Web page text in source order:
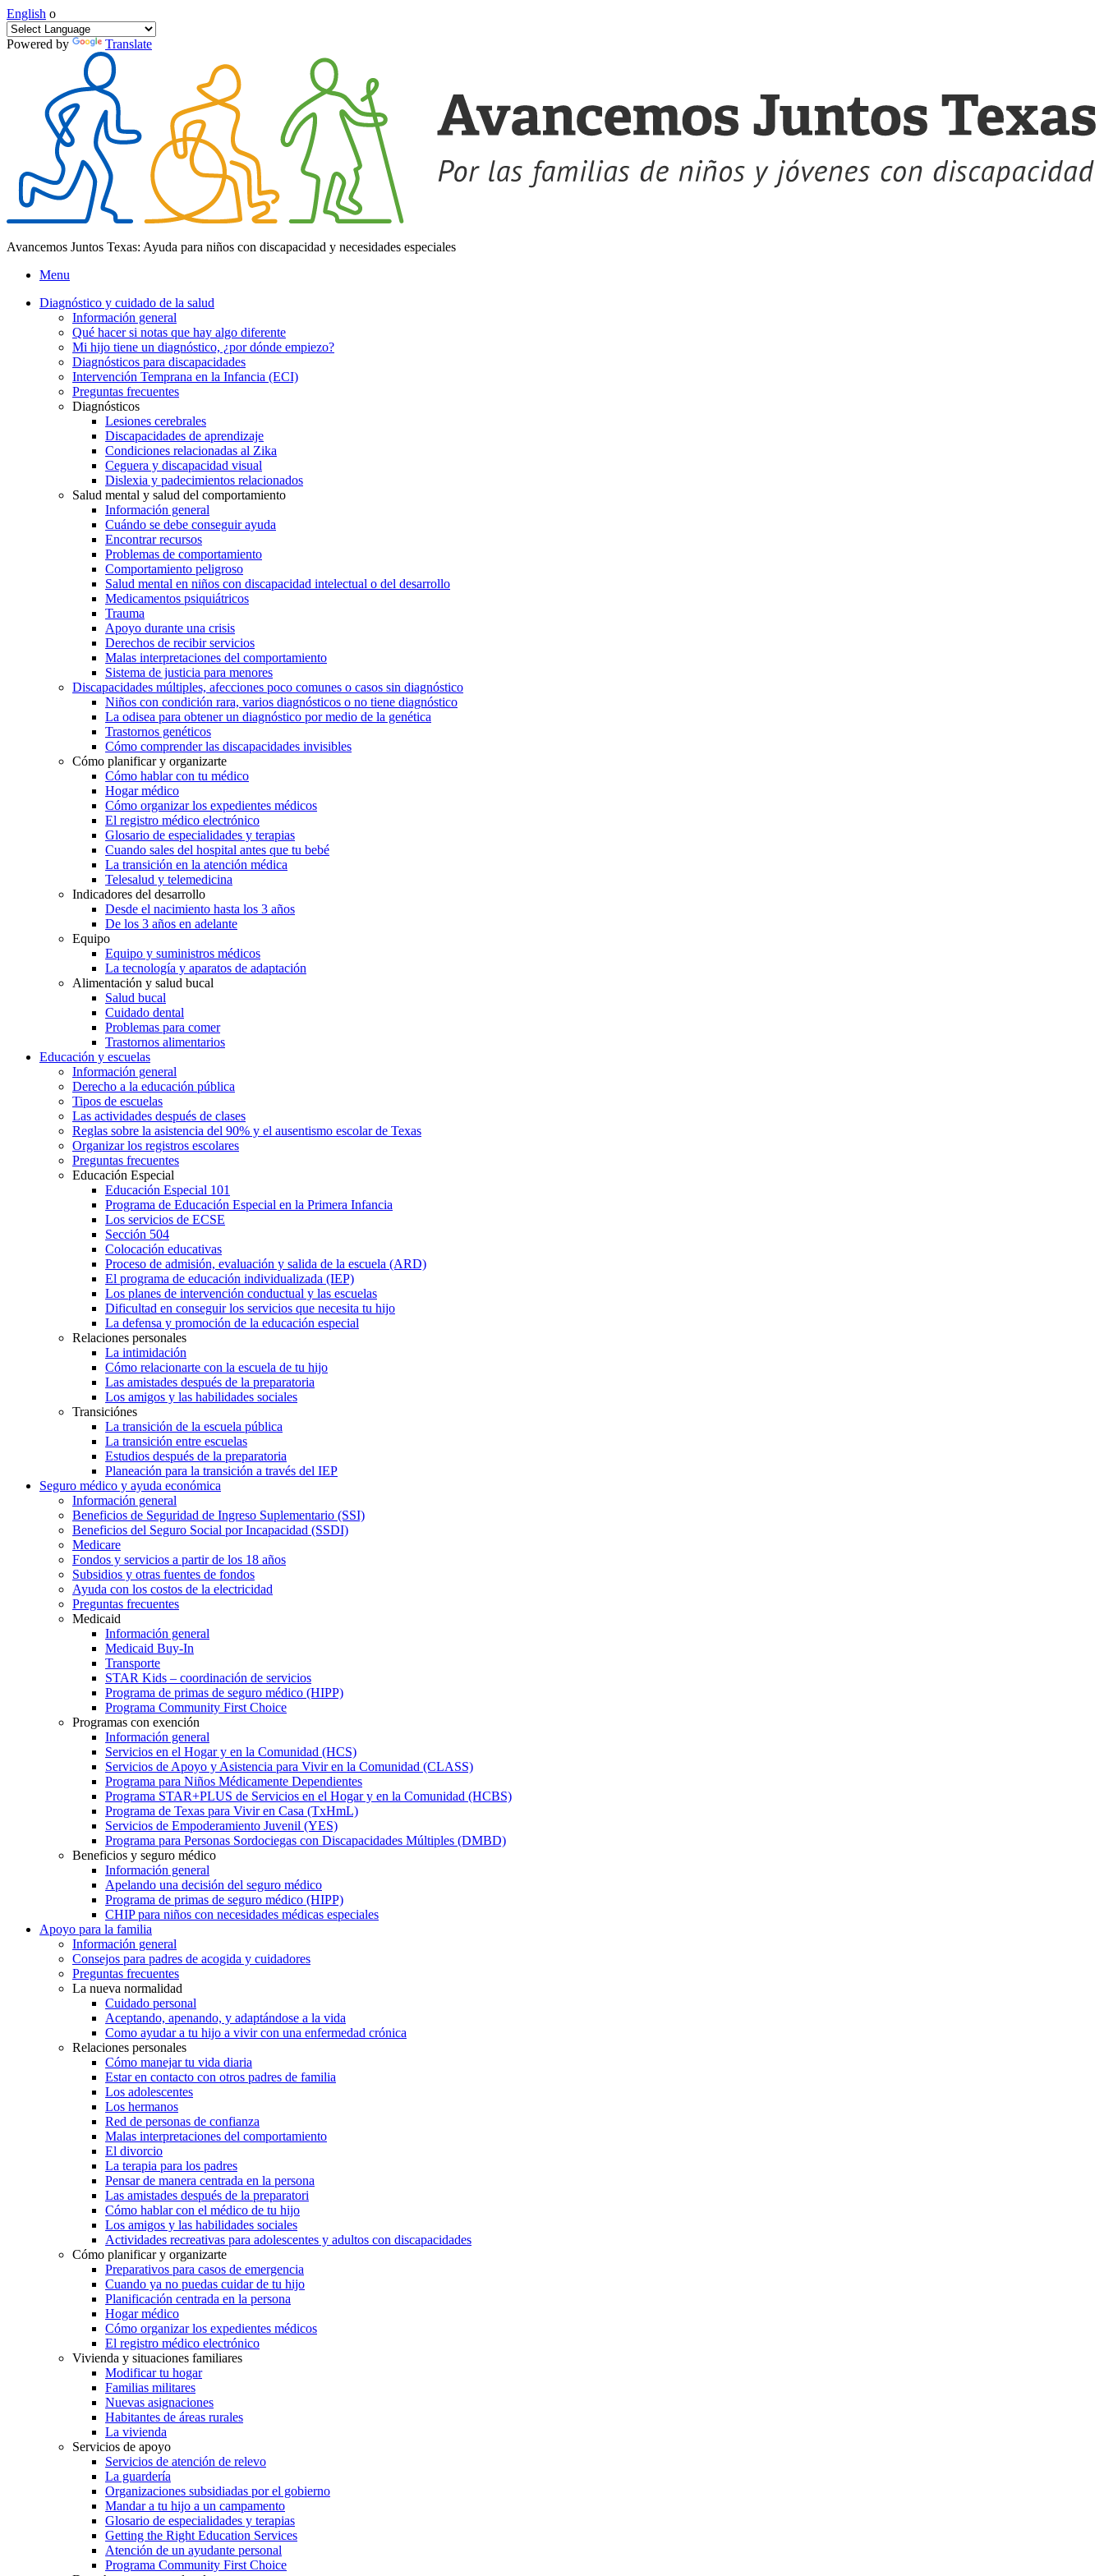
English o
Powered by Translate
Avancemos Juntos Texas: Ayuda para niños con discapacidad y necesidades especiales
Menu
Diagnóstico y cuidado de la salud
Información general
Qué hacer si notas que hay algo diferente
Mi hijo tiene un diagnóstico, ¿por dónde empiezo?
Diagnósticos para discapacidades
Intervención Temprana en la Infancia (ECI)
Preguntas frecuentes
Diagnósticos
Lesiones cerebrales
Discapacidades de aprendizaje
Condiciones relacionadas al Zika
Ceguera y discapacidad visual
Dislexia y padecimientos relacionados
Salud mental y salud del comportamiento
Información general
Cuándo se debe conseguir ayuda
Encontrar recursos
Problemas de comportamiento
Comportamiento peligroso
Salud mental en niños con discapacidad intelectual o del desarrollo
Medicamentos psiquiátricos
Trauma
Apoyo durante una crisis
Derechos de recibir servicios
Malas interpretaciones del comportamiento
Sistema de justicia para menores
Discapacidades múltiples, afecciones poco comunes o casos sin diagnóstico
Niños con condición rara, varios diagnósticos o no tiene diagnóstico
La odisea para obtener un diagnóstico por medio de la genética
Trastornos genéticos
Cómo comprender las discapacidades invisibles
Cómo planificar y organizarte
Cómo hablar con tu médico
Hogar médico
Cómo organizar los expedientes médicos
El registro médico electrónico
Glosario de especialidades y terapias
Cuando sales del hospital antes que tu bebé
La transición en la atención médica
Telesalud y telemedicina
Indicadores del desarrollo
Desde el nacimiento hasta los 3 años
De los 3 años en adelante
Equipo
Equipo y suministros médicos
La tecnología y aparatos de adaptación
Alimentación y salud bucal
Salud bucal
Cuidado dental
Problemas para comer
Trastornos alimentarios
Educación y escuelas
Información general
Derecho a la educación pública
Tipos de escuelas
Las actividades después de clases
Reglas sobre la asistencia del 90% y el ausentismo escolar de Texas
Organizar los registros escolares
Preguntas frecuentes
Educación Especial
Educación Especial 101
Programa de Educación Especial en la Primera Infancia
Los servicios de ECSE
Sección 504
Colocación educativas
Proceso de admisión, evaluación y salida de la escuela (ARD)
El programa de educación individualizada (IEP)
Los planes de intervención conductual y las escuelas
Dificultad en conseguir los servicios que necesita tu hijo
La defensa y promoción de la educación especial
Relaciones personales
La intimidación
Cómo relacionarte con la escuela de tu hijo
Las amistades después de la preparatoria
Los amigos y las habilidades sociales
Transiciónes
La transición de la escuela pública
La transición entre escuelas
Estudios después de la preparatoria
Planeación para la transición a través del IEP
Seguro médico y ayuda económica
Información general
Beneficios de Seguridad de Ingreso Suplementario (SSI)
Beneficios del Seguro Social por Incapacidad (SSDI)
Medicare
Fondos y servicios a partir de los 18 años
Subsidios y otras fuentes de fondos
Ayuda con los costos de la electricidad
Preguntas frecuentes
Medicaid
Información general
Medicaid Buy-In
Transporte
STAR Kids – coordinación de servicios
Programa de primas de seguro médico (HIPP)
Programa Community First Choice
Programas con exención
Información general
Servicios en el Hogar y en la Comunidad (HCS)
Servicios de Apoyo y Asistencia para Vivir en la Comunidad (CLASS)
Programa para Niños Médicamente Dependientes
Programa STAR+PLUS de Servicios en el Hogar y en la Comunidad (HCBS)
Programa de Texas para Vivir en Casa (TxHmL)
Servicios de Empoderamiento Juvenil (YES)
Programa para Personas Sordociegas con Discapacidades Múltiples (DMBD)
Beneficios y seguro médico
Información general
Apelando una decisión del seguro médico
Programa de primas de seguro médico (HIPP)
CHIP para niños con necesidades médicas especiales
Apoyo para la familia
Información general
Consejos para padres de acogida y cuidadores
Preguntas frecuentes
La nueva normalidad
Cuidado personal
Aceptando, apenando, y adaptándose a la vida
Como ayudar a tu hijo a vivir con una enfermedad crónica
Relaciones personales
Cómo manejar tu vida diaria
Estar en contacto con otros padres de familia
Los adolescentes
Los hermanos
Red de personas de confianza
Malas interpretaciones del comportamiento
El divorcio
La terapia para los padres
Pensar de manera centrada en la persona
Las amistades después de la preparatori
Cómo hablar con el médico de tu hijo
Los amigos y las habilidades sociales
Actividades recreativas para adolescentes y adultos con discapacidades
Cómo planificar y organizarte
Preparativos para casos de emergencia
Cuando ya no puedas cuidar de tu hijo
Planificación centrada en la persona
Hogar médico
Cómo organizar los expedientes médicos
El registro médico electrónico
Vivienda y situaciones familiares
Modificar tu hogar
Familias militares
Nuevas asignaciones
Habitantes de áreas rurales
La vivienda
Servicios de apoyo
Servicios de atención de relevo
La guardería
Organizaciones subsidiadas por el gobierno
Mandar a tu hijo a un campamento
Glosario de especialidades y terapias
Getting the Right Education Services
Atención de un ayudante personal
Programa Community First Choice